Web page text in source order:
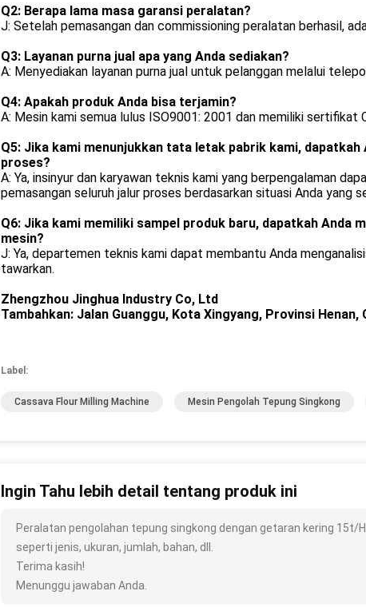
Q2: Berapa lama masa garansi peralatan?
J: Setelah pemasangan dan commissioning peralatan berhasil,
Q3: Layanan purna jual apa yang Anda sediakan?
A: Menyediakan layanan purna jual untuk pelanggan melalui
Q4: Apakah produk Anda bisa terjamin?
A: Mesin kami semua lulus ISO9001: 2001 dan memiliki sertifikat
Q5: Jika kami menunjukkan tata letak pabrik kami,
proses?
A: Ya, insinyur dan karyawan teknis kami yang berpengalaman
pemasangan seluruh jalur proses berdasarkan situasi Anda yang
Q6: Jika kami memiliki sampel produk baru, dapatkah Anda
mesin?
J: Ya, departemen teknis kami dapat membantu Anda
tawarkan.
Zhengzhou Jinghua Industry Co, Ltd
Tambahkan: Jalan Guanggu, Kota Xingyang, Provinsi Henan,
Label:
Cassava Flour Milling Machine Mesin Pengolah Tepung Singkong
Ingin Tahu lebih detail tentang produk ini
Peralatan pengolahan tepung singkong dengan getaran kering 15t/
seperti jenis, ukuran, jumlah, bahan, dll.
Terima kasih!
Menunggu jawaban Anda.